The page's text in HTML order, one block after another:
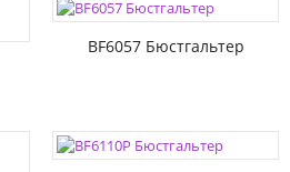
BF6057 Бюстгальтер